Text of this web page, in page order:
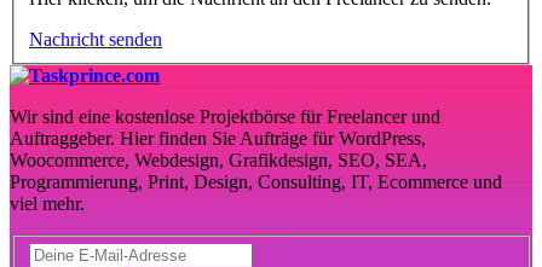
Nachricht senden
Wir sind eine kostenlose Projektbörse für Freelancer und
Auftraggeber. Hier finden Sie Aufträge für WordPress,
Woocommerce, Webdesign, Grafikdesign, SEO, SEA,
Programmierung, Print, Design, Consulting, IT, Ecommerce und
viel mehr.